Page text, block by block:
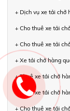
+ Dịch vụ xe tải chở
+ Cho thuê xe tải
+ Cho thuê xe tải
+ Xe tải chở hàng
+ Thuê xe tải chở
+ Thuê xe tải chở
+ Cho thuê xe tải